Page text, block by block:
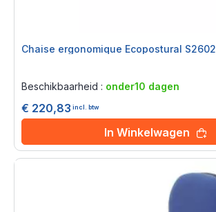
Chaise ergonomique Ecopostural S2602
Beschikbaarheid : onder10 dagen
€ 220,83 incl. btw
In Winkelwagen